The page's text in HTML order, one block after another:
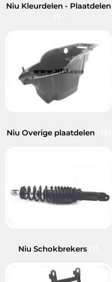
Niu Kleurdelen - Plaatdelen
Niu Overige plaatdelen
Niu Schokbrekers